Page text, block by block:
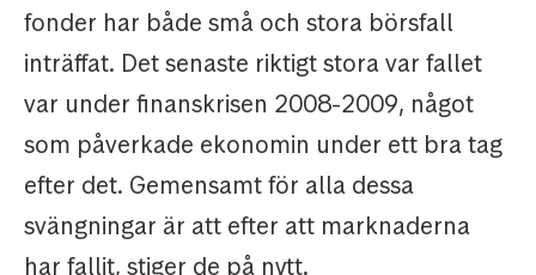
fonder har både små och stora börsfall
inträffat. Det senaste riktigt stora var fallet
var under finanskrisen 2008-2009, något
som påverkade ekonomin under ett bra tag
efter det. Gemensamt för alla dessa
svängningar är att efter att marknaderna
har fallit, stiger de på nytt.